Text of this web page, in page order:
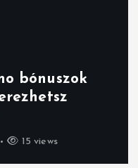
bónuszok
15 views